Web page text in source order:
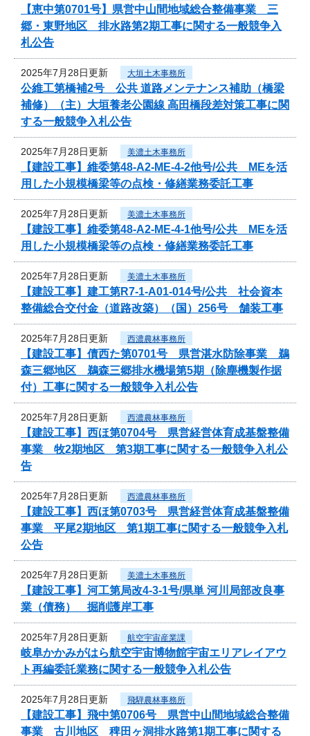
【恵中第0701号】県営中山間地域総合整備事業 三
郷・東野地区 排水路第2期工事に関する一般競争入
札公告
2025年7月28日更新 大垣土木事務所
公維工第橋補2号 公共 道路メンテナンス補助（橋梁
補修）（主）大垣養老公園線 高田橋段差対策工事に関
する一般競争入札公告
2025年7月28日更新 美濃土木事務所
【建設工事】維委第48-A2-ME-4-2他号/公共 MEを活
用した小規模橋梁等の点検・修繕業務委託工事
2025年7月28日更新 美濃土木事務所
【建設工事】維委第48-A2-ME-4-1他号/公共 MEを活
用した小規模橋梁等の点検・修繕業務委託工事
2025年7月28日更新 美濃土木事務所
【建設工事】建工第R7-1-A01-014号/公共 社会資本
整備総合交付金（道路改築）（国）256号 舗装工事
2025年7月28日更新 西濃農林事務所
【建設工事】債西た第0701号 県営湛水防除事業 鵜
森三郷地区 鵜森三郷排水機場第5期（除塵機製作据
付）工事に関する一般競争入札公告
2025年7月28日更新 西濃農林事務所
【建設工事】西ほ第0704号 県営経営体育成基盤整備
事業 牧2期地区 第3期工事に関する一般競争入札公
告
2025年7月28日更新 西濃農林事務所
【建設工事】西ほ第0703号 県営経営体育成基盤整備
事業 平尾2期地区 第1期工事に関する一般競争入札
公告
2025年7月28日更新 美濃土木事務所
【建設工事】河工第局改4-3-1号/県単 河川局部改良事
業（債務） 掘削護岸工事
2025年7月28日更新 航空宇宙産業課
岐阜かかみがはら航空宇宙博物館宇宙エリアレイアウ
ト再編委託業務に関する一般競争入札公告
2025年7月28日更新 飛騨農林事務所
【建設工事】飛中第0706号 県営中山間地域総合整備
事業 古川地区 稗田ヶ洞排水路第1期工事に関する